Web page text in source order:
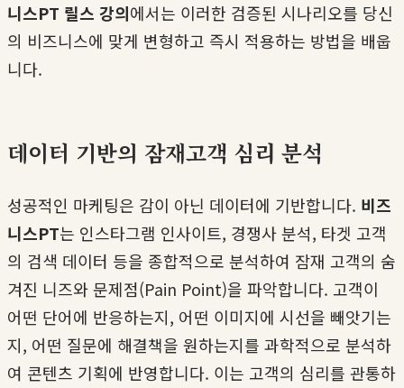
니스PT 릴스 강의에서는 이러한 검증된 시나리오를 당신
의 비즈니스에 맞게 변형하고 즉시 적용하는 방법을 배웁
니다.
데이터 기반의 잠재고객 심리 분석
성공적인 마케팅은 감이 아닌 데이터에 기반합니다. 비즈
니스PT는 인스타그램 인사이트, 경쟁사 분석, 타겟 고객
의 검색 데이터 등을 종합적으로 분석하여 잠재 고객의 숨
겨진 니즈와 문제점(Pain Point)을 파악합니다. 고객이
어떤 단어에 반응하는지, 어떤 이미지에 시선을 빼앗기는
지, 어떤 질문에 해결책을 원하는지를 과학적으로 분석하
여 콘텐츠 기획에 반영합니다. 이는 고객의 심리를 관통하